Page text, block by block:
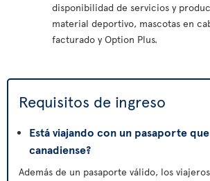
disponibilidad de servicios y
material deportivo, mascotas en
facturado y Option Plus.
Requisitos de ingreso
Está viajando con un pasaporte
canadiense?
Además de un pasaporte válido, los